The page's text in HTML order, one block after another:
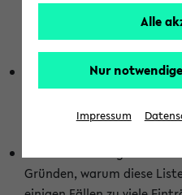
wurden. Die Anzeige ist
abhängig vom im eKVV
Die hier gezeigte Liste von
vollständig sein, wenn den
die Änderungen zeitnah
Gründen, warum diese
Alle
Nur
Impressum